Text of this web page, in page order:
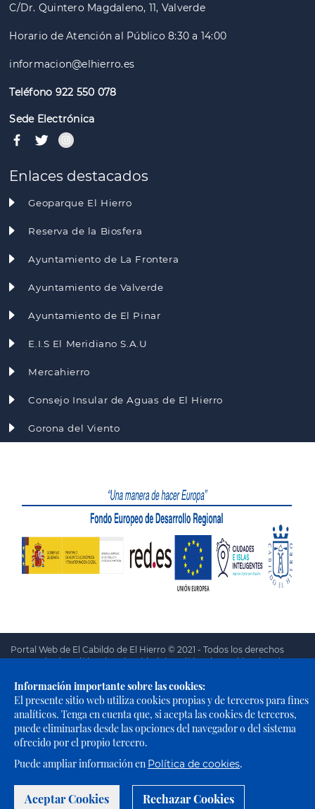
Información importante sobre las cookies:
El presente sitio web utiliza cookies propias y de terceros para fines
analíticos. Tenga en cuenta que, si acepta las cookies de terceros,
puede eliminarlas desde las opciones del navegador o del sistema
ofrecido por el propio tercero.
Puede ampliar información en Política de cookies.
Aceptar Cookies Rechazar Cookies
C/Dr. Quintero Magdaleno, 11, Valverde
Horario de Atención al Público 8:30 a 14:00
informacion@elhierro.es
Teléfono 922 550 078
Sede Electrónica
Enlaces destacados
Geoparque El Hierro
Reserva de la Biosfera
Ayuntamiento de La Frontera
Ayuntamiento de Valverde
Ayuntamiento de El Pinar
E.I.S El Meridiano S.A.U
Mercahierro
Consejo Insular de Aguas de El Hierro
Gorona del Viento
Portal Web de El Cabildo de El Hierro © 2021 - Todos los derechos
reservados | Política de Privacidad | Política de Cookies | Aviso